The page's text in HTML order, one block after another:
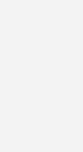
Einsatz von F-
des
nun natürliche